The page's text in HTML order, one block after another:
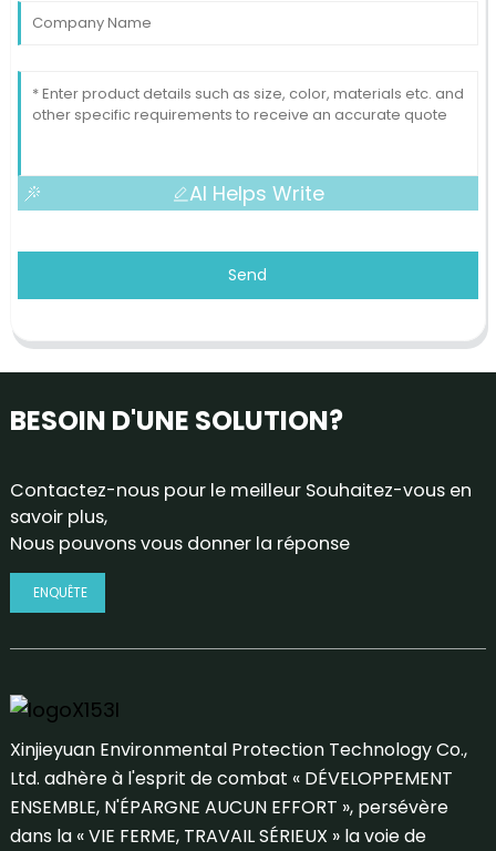
AI Helps Write
Send
BESOIN D'UNE SOLUTION?
Contactez-nous pour le meilleur Souhaitez-vous en
savoir plus,
Nous pouvons vous donner la réponse
ENQUÊTE
Xinjieyuan Environmental Protection Technology Co.,
Ltd. adhère à l'esprit de combat « DÉVELOPPEMENT
ENSEMBLE, N'ÉPARGNE AUCUN EFFORT », persévère
dans la « VIE FERME, TRAVAIL SÉRIEUX » la voie de